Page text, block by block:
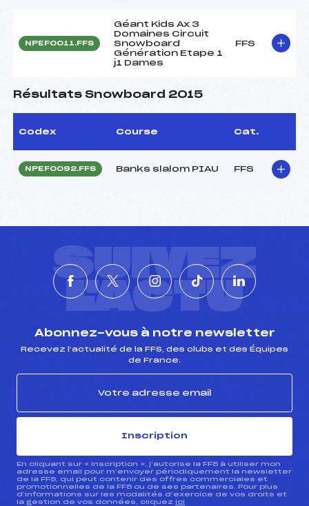
NPEF0011.FFS
Géant Kids Ax 3
Domaines Circuit
Snowboard
Génération Etape 1
j1 Dames
FFS
Résultats Snowboard 2015
Codex Course Cat.
NPEF0092.FFS Banks slalom PIAU FFS
SUIVEZ
L'ACTU
Abonnez-vous à notre newsletter
Recevez l’actualité de la FFS, des clubs et des Équipes
de France.
Inscription
En cliquant sur « inscription », j’autorise la FFS à utiliser mon
adresse email pour m’envoyer périodiquement la newsletter
de la FFS, qui peut contenir des offres commerciales et
promotionnelles de la FFS ou de ses partenaires. Pour plus
d’informations sur les modalités d’exercice de vos droits et
la gestion de vos données, cliquez ici